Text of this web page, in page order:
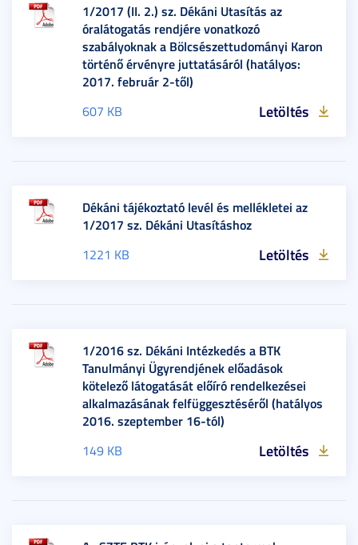
1/2017 (II. 2.) sz. Dékáni Utasítás az
óralátogatás rendjére vonatkozó
szabályoknak a Bölcsészettudományi Karon
történő érvényre juttatásáról (hatályos:
2017. február 2-től)
607 KB Letöltés
Dékáni tájékoztató levél és mellékletei az
1/2017 sz. Dékáni Utasításhoz
1221 KB Letöltés
1/2016 sz. Dékáni Intézkedés a BTK
Tanulmányi Ügyrendjének előadások
kötelező látogatását előíró rendelkezései
alkalmazásának felfüggesztéséről (hatályos
2016. szeptember 16-tól)
149 KB Letöltés